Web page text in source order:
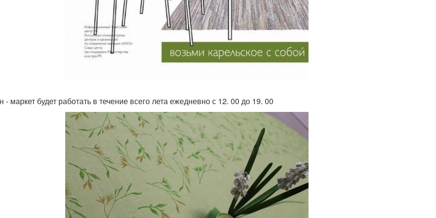
- маркет будет работать в течение всего лета ежедневно с 12. 00 до 19. 00